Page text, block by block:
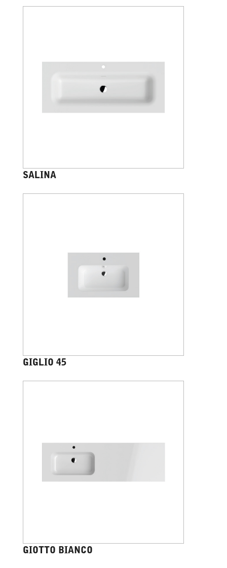
SALINA
GIGLIO 45
GIOTTO BIANCO